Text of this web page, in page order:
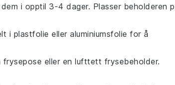
i opptil 3-4 dager. Plasser beholderen
i plastfolie eller aluminiumsfolie for å
frysepose eller en lufttett frysebeholder.